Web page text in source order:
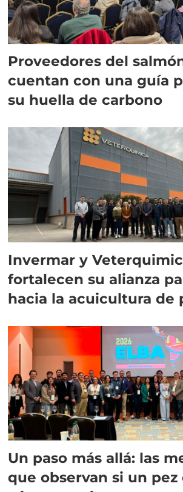
Proveedores del
cuentan con una guía
su huella de carbono
Invermar y
fortalecen su alianza
hacia la acuicultura de
Un paso más allá: las
que observan si un pez